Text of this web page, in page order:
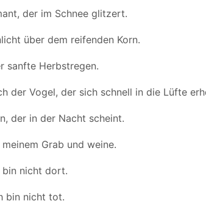
der im Schnee glitzert.
über dem reifenden Korn.
sanfte Herbstregen.
der Vogel, der sich schnell in die Lüfte
der in der Nacht scheint.
meinem Grab und weine.
bin nicht dort.
bin nicht tot.